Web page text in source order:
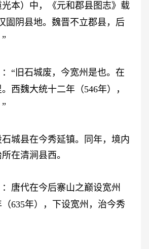
本）中，《元和郡县图志》载
圁阴县地。魏晋不立郡县，后
“旧石城废，今宽州是也。在
西魏大统十二年（546年），
城县在今秀延镇。同年，境内
在清涧县西。
：唐代在今后寨山之巅设宽州
635年），下设宽州，治今秀